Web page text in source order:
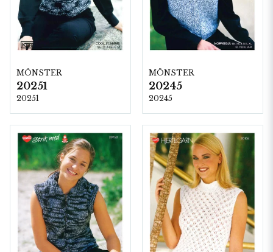
MÖNSTER
20251
20251
MÖNSTER
20245
20245